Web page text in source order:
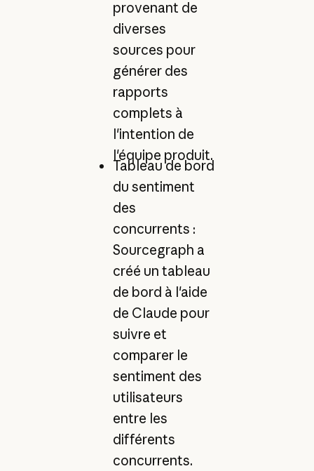
provenant de
diverses
sources pour
générer des
rapports
complets à
l'intention de
l'équipe produit.
Tableau de bord
du sentiment
des
concurrents :
Sourcegraph a
créé un tableau
de bord à l'aide
de Claude pour
suivre et
comparer le
sentiment des
utilisateurs
entre les
différents
concurrents.